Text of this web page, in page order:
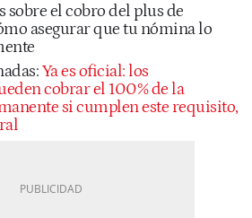
sobre el cobro del plus de
asegurar que tu nómina lo
Ya es oficial: los
cobrar el 100% de la
si cumplen este requisito,